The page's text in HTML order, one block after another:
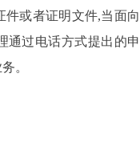
件或者证明文件,当面向
通过电话方式提出的申
。